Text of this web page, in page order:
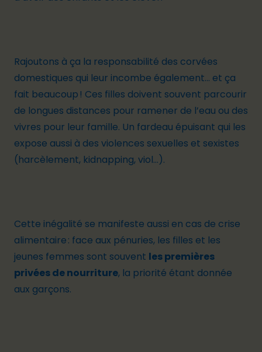
Rajoutons à ça la responsabilité des corvées
domestiques qui leur incombe également... et ça
fait beaucoup ! Ces filles doivent souvent parcourir
de longues distances pour ramener de l’eau ou des
vivres pour leur famille. Un fardeau épuisant qui les
expose aussi à des violences sexuelles et sexistes
(harcèlement, kidnapping, viol…).
Cette inégalité se manifeste aussi en cas de crise
alimentaire : face aux pénuries, les filles et les
jeunes femmes sont souvent les premières
privées de nourriture, la priorité étant donnée
aux garçons.